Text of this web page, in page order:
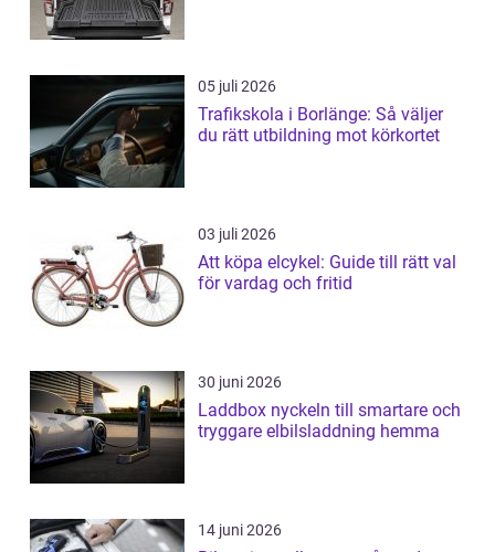
05 juli 2026
Trafikskola i Borlänge: Så väljer
du rätt utbildning mot körkortet
03 juli 2026
Att köpa elcykel: Guide till rätt val
för vardag och fritid
30 juni 2026
Laddbox nyckeln till smartare och
tryggare elbilsladdning hemma
14 juni 2026